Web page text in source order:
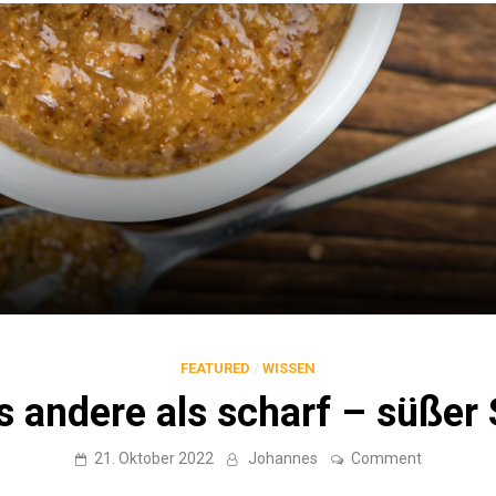
FEATURED / WISSEN
andere als scharf – süßer
21. Oktober 2022 Johannes Commenton